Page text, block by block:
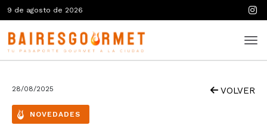
9 de agosto de 2026
28/08/2025 VOLVER
NOVEDADES